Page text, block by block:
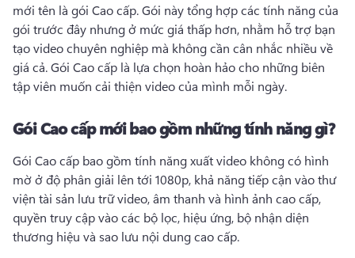
mới tên là gói Cao cấp. Gói này tổng hợp các tính năng của
gói trước đây nhưng ở mức giá thấp hơn, nhằm hỗ trợ bạn
tạo video chuyên nghiệp mà không cần cân nhắc nhiều về
giá cả. Gói Cao cấp là lựa chọn hoàn hảo cho những biên
tập viên muốn cải thiện video của mình mỗi ngày.
Gói Cao cấp mới bao gồm những tính năng gì?
Gói Cao cấp bao gồm tính năng xuất video không có hình
mờ ở độ phân giải lên tới 1080p, khả năng tiếp cận vào thư
viện tài sản lưu trữ video, âm thanh và hình ảnh cao cấp,
quyền truy cập vào các bộ lọc, hiệu ứng, bộ nhận diện
thương hiệu và sao lưu nội dung cao cấp.